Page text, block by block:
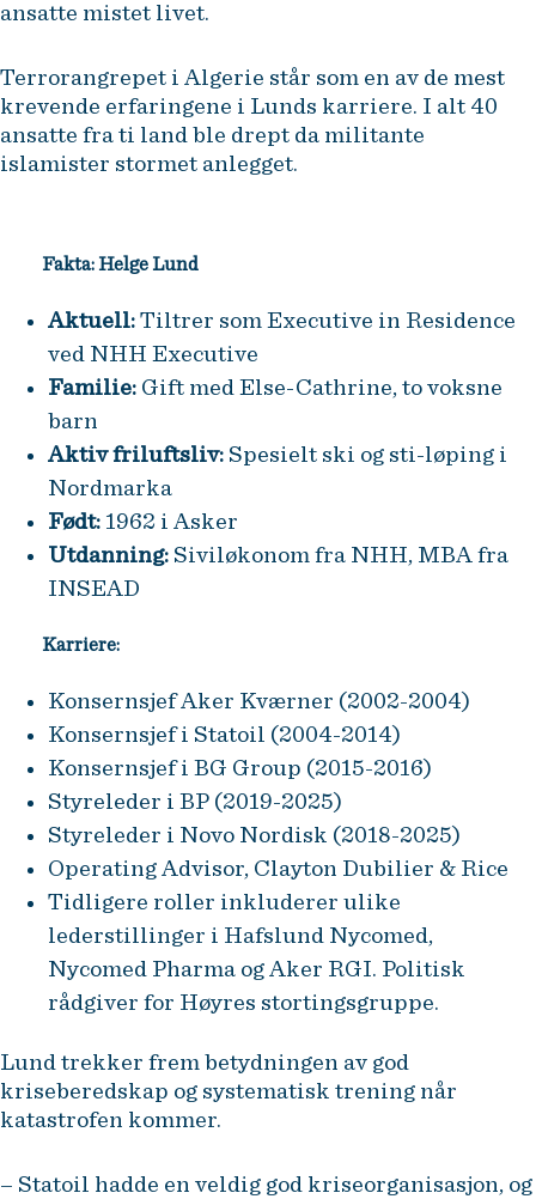
ansatte mistet livet.
Terrorangrepet i Algerie står som en av de mest
krevende erfaringene i Lunds karriere. I alt 40
ansatte fra ti land ble drept da militante
islamister stormet anlegget.
Fakta: Helge Lund
Aktuell: Tiltrer som Executive in Residence
ved NHH Executive
Familie: Gift med Else-Cathrine, to voksne
barn
Aktiv friluftsliv: Spesielt ski og sti-løping i
Nordmarka
Født: 1962 i Asker
Utdanning: Siviløkonom fra NHH, MBA fra
INSEAD
Karriere:
Konsernsjef Aker Kværner (2002-2004)
Konsernsjef i Statoil (2004-2014)
Konsernsjef i BG Group (2015-2016)
Styreleder i BP (2019-2025)
Styreleder i Novo Nordisk (2018-2025)
Operating Advisor, Clayton Dubilier & Rice
Tidligere roller inkluderer ulike
lederstillinger i Hafslund Nycomed,
Nycomed Pharma og Aker RGI. Politisk
rådgiver for Høyres stortingsgruppe.
Lund trekker frem betydningen av god
kriseberedskap og systematisk trening når
katastrofen kommer.
– Statoil hadde en veldig god kriseorganisasjon, og